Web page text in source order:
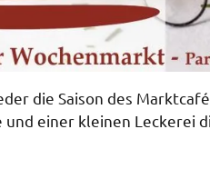
die Saison des
einer kleinen Leckerei